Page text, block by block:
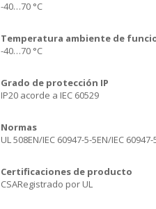
-40…70 °C
Temperatura ambiente de
-40…70 °C
Grado de protección IP
IP20 acorde a IEC 60529
Normas
UL 508EN/IEC 60947-5-5EN/IEC
Certificaciones de producto
CSARegistrado por UL